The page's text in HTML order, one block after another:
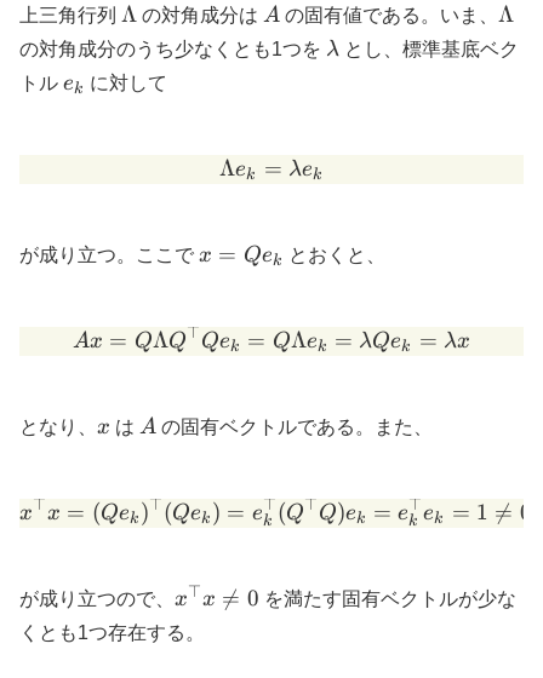
上三角行列 \Lambda
Λ の対角成分は A
A の固有値である。いま、 Λ
の対角成分のうち少なくとも1つを \lambda
λ とし、標準基底ベク
トル e_k
ek に対して
\Lambda e_k=\lambda
Λek = λek
が成り立つ。ここで x =
x = Qek とおくと、
Ax = Q\Lambda
Ax = QΛQ⊤Qek = QΛek = λQek = λx
となり、 x
x は A
A の固有ベクトルである。また、
x^{\top}x =
x⊤x = (Qek )⊤(Qek ) = ek
⊤(Q⊤Q)ek = ek
⊤ek = 1 
= 0
が成り立つので、 x^{\top}x
\neq 0
x⊤x 
= 0 を満たす固有ベクトルが少な
くとも1つ存在する。